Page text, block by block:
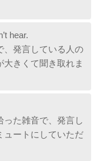
hear.
、発言している人の
きくて聞き取れま
った雑音で、発言し
ュートにしていただ